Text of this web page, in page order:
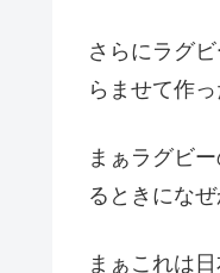
さらにラグ
らませて作
まぁラグビ
るときにな
まぁこれは